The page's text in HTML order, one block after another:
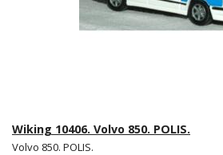
Wiking 10406. Volvo 850. POLIS.
Volvo 850. POLIS.